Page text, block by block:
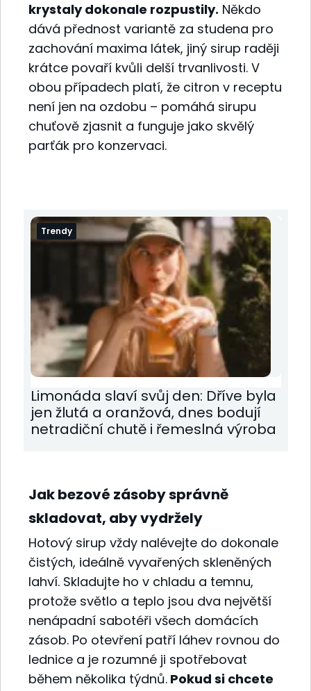
krystaly dokonale rozpustily. Někdo
dává přednost variantě za studena pro
zachování maxima látek, jiný sirup raději
krátce povaří kvůli delší trvanlivosti. V
obou případech platí, že citron v receptu
není jen na ozdobu – pomáhá sirupu
chuťově zjasnit a funguje jako skvělý
parťák pro konzervaci.
Trendy
Limonáda slaví svůj den: Dříve byla
jen žlutá a oranžová, dnes bodují
netradiční chutě i řemeslná výroba
Jak bezové zásoby správně
skladovat, aby vydržely
Hotový sirup vždy nalévejte do dokonale
čistých, ideálně vyvařených skleněných
lahví. Skladujte ho v chladu a temnu,
protože světlo a teplo jsou dva největší
nenápadní sabotéři všech domácích
zásob. Po otevření patří láhev rovnou do
lednice a je rozumné ji spotřebovat
během několika týdnů. Pokud si chcete